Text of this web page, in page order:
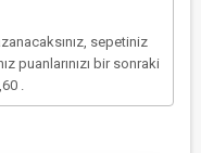
sepetiniz
puanlarınızı bir sonraki
.